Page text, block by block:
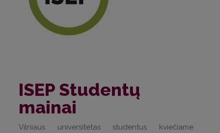
ISEP Studentų
mainai
Vilniaus universitetas studentus kviečiame